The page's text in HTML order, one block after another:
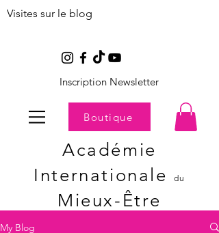
Visites sur le blog
Inscription Newsletter
Boutique
Académie
Internationaledu
Mieux-Être
My Blog